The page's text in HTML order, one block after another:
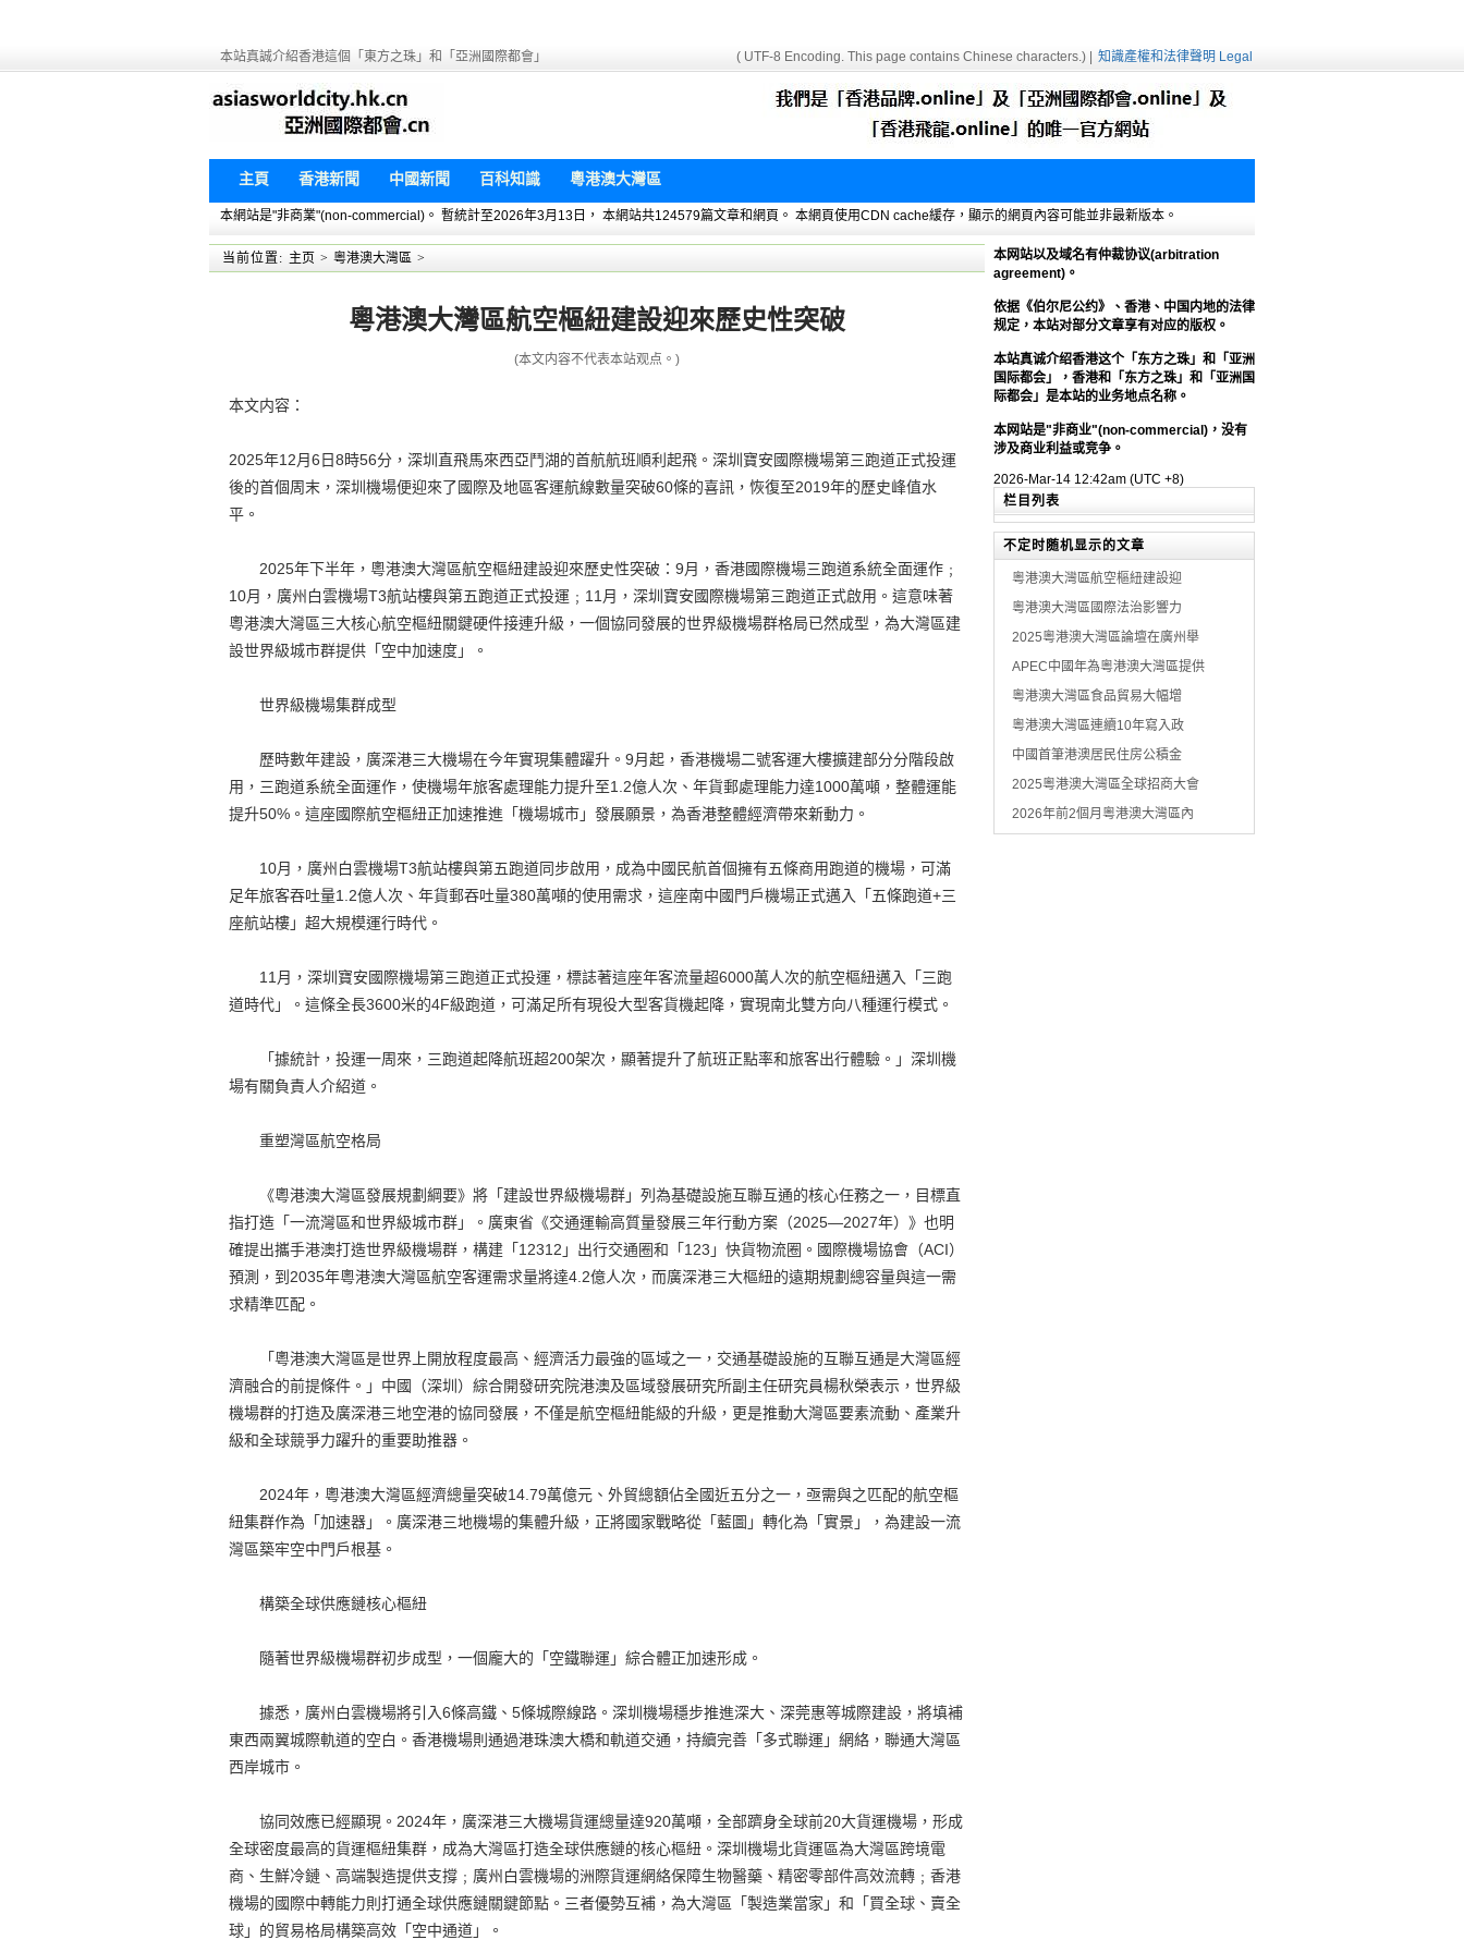
本站真誠介紹香港這個「東方之珠」和「亞洲國際都會」 ( UTF-8 Encoding. This page contains Chinese characters.) | 知識產權和法律聲明 Legal
主頁 香港新聞 中國新聞 百科知識 粵港澳大灣區
本網站是"非商業"(non-commercial)。 暫統計至2026年3月13日， 本網站共124579篇文章和網頁。 本網頁使用CDN cache緩存，顯示的網頁內容可能並非最新版本。
当前位置: 主页 > 粵港澳大灣區 >
粵港澳大灣區航空樞紐建設迎來歷史性突破
(本文内容不代表本站观点。)
本文内容：
2025年12月6日8時56分，深圳直飛馬來西亞鬥湖的首航航班順利起飛。深圳寶安國際機場第三跑道正式投運
後的首個周末，深圳機場便迎來了國際及地區客運航線數量突破60條的喜訊，恢復至2019年的歷史峰值水
平。
2025年下半年，粵港澳大灣區航空樞紐建設迎來歷史性突破：9月，香港國際機場三跑道系統全面運作﹔
10月，廣州白雲機場T3航站樓與第五跑道正式投運﹔11月，深圳寶安國際機場第三跑道正式啟用。這意味著
粵港澳大灣區三大核心航空樞紐關鍵硬件接連升級，一個協同發展的世界級機場群格局已然成型，為大灣區建
設世界級城市群提供「空中加速度」。
世界級機場集群成型
歷時數年建設，廣深港三大機場在今年實現集體躍升。9月起，香港機場二號客運大樓擴建部分分階段啟
用，三跑道系統全面運作，使機場年旅客處理能力提升至1.2億人次、年貨郵處理能力達1000萬噸，整體運能
提升50%。這座國際航空樞紐正加速推進「機場城市」發展願景，為香港整體經濟帶來新動力。
10月，廣州白雲機場T3航站樓與第五跑道同步啟用，成為中國民航首個擁有五條商用跑道的機場，可滿
足年旅客吞吐量1.2億人次、年貨郵吞吐量380萬噸的使用需求，這座南中國門戶機場正式邁入「五條跑道+三
座航站樓」超大規模運行時代。
11月，深圳寶安國際機場第三跑道正式投運，標誌著這座年客流量超6000萬人次的航空樞紐邁入「三跑
道時代」。這條全長3600米的4F級跑道，可滿足所有現役大型客貨機起降，實現南北雙方向八種運行模式。
「據統計，投運一周來，三跑道起降航班超200架次，顯著提升了航班正點率和旅客出行體驗。」深圳機
場有關負責人介紹道。
重塑灣區航空格局
《粵港澳大灣區發展規劃綱要》將「建設世界級機場群」列為基礎設施互聯互通的核心任務之一，目標直
指打造「一流灣區和世界級城市群」。廣東省《交通運輸高質量發展三年行動方案（2025—2027年）》也明
確提出攜手港澳打造世界級機場群，構建「12312」出行交通圈和「123」快貨物流圈。國際機場協會（ACI）
預測，到2035年粵港澳大灣區航空客運需求量將達4.2億人次，而廣深港三大樞紐的遠期規劃總容量與這一需
求精準匹配。
「粵港澳大灣區是世界上開放程度最高、經濟活力最強的區域之一，交通基礎設施的互聯互通是大灣區經
濟融合的前提條件。」中國（深圳）綜合開發研究院港澳及區域發展研究所副主任研究員楊秋榮表示，世界級
機場群的打造及廣深港三地空港的協同發展，不僅是航空樞紐能級的升級，更是推動大灣區要素流動、產業升
級和全球競爭力躍升的重要助推器。
2024年，粵港澳大灣區經濟總量突破14.79萬億元、外貿總額佔全國近五分之一，亟需與之匹配的航空樞
紐集群作為「加速器」。廣深港三地機場的集體升級，正將國家戰略從「藍圖」轉化為「實景」，為建設一流
灣區築牢空中門戶根基。
構築全球供應鏈核心樞紐
隨著世界級機場群初步成型，一個龐大的「空鐵聯運」綜合體正加速形成。
據悉，廣州白雲機場將引入6條高鐵、5條城際線路。深圳機場穩步推進深大、深莞惠等城際建設，將填補
東西兩翼城際軌道的空白。香港機場則通過港珠澳大橋和軌道交通，持續完善「多式聯運」網絡，聯通大灣區
西岸城市。
協同效應已經顯現。2024年，廣深港三大機場貨運總量達920萬噸，全部躋身全球前20大貨運機場，形成
全球密度最高的貨運樞紐集群，成為大灣區打造全球供應鏈的核心樞紐。深圳機場北貨運區為大灣區跨境電
商、生鮮冷鏈、高端製造提供支撐﹔廣州白雲機場的洲際貨運網絡保障生物醫藥、精密零部件高效流轉﹔香港
機場的國際中轉能力則打通全球供應鏈關鍵節點。三者優勢互補，為大灣區「製造業當家」和「買全球、賣全
球」的貿易格局構築高效「空中通道」。
本网站以及域名有仲裁协议(arbitration
agreement)。
依据《伯尔尼公约》、香港、中国内地的法律
规定，本站对部分文章享有对应的版权。
本站真诚介绍香港这个「东方之珠」和「亚洲
国际都会」，香港和「东方之珠」和「亚洲国
际都会」是本站的业务地点名称。
本网站是"非商业"(non-commercial)，没有
涉及商业利益或竞争。
2026-Mar-14 12:42am (UTC +8)
栏目列表
不定时随机显示的文章
粵港澳大灣區航空樞紐建設迎
粵港澳大灣區國際法治影響力
2025粵港澳大灣區論壇在廣州舉
APEC中國年為粵港澳大灣區提供
粵港澳大灣區食品貿易大幅增
粵港澳大灣區連續10年寫入政
中國首筆港澳居民住房公積金
2025粵港澳大灣區全球招商大會
2026年前2個月粵港澳大灣區內